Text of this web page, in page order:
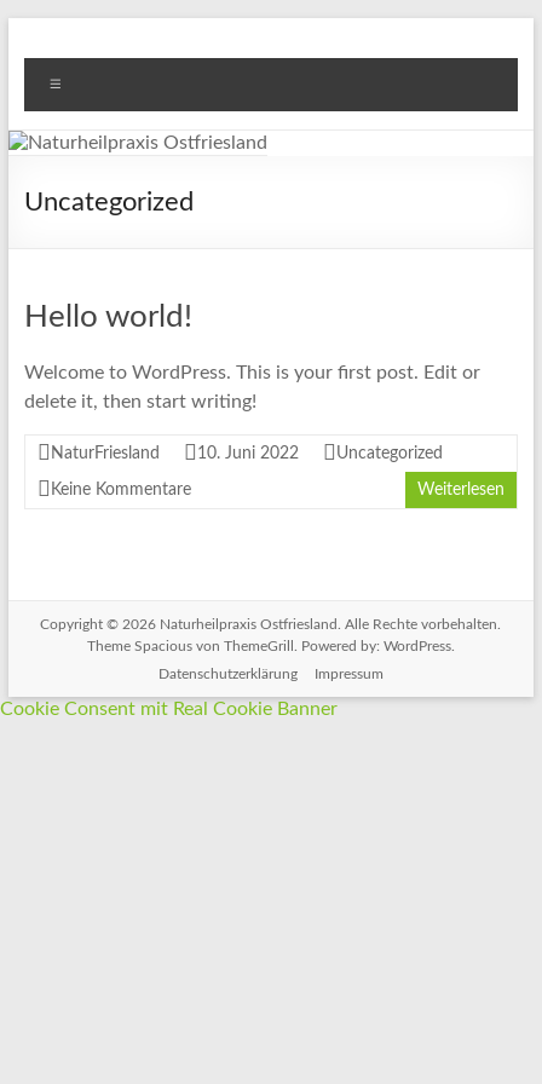
springen
Naturheilpraxis
Ostfriesland
Bodo Görten Schneider
Uncategorized
Hello world!
Welcome to WordPress. This is your first post. Edit or
delete it, then start writing!
NaturFriesland 10. Juni 2022 Uncategorized
Keine Kommentare Weiterlesen
Copyright © 2026 Naturheilpraxis Ostfriesland
. Alle Rechte vorbehalten.
Theme Spaciousvon ThemeGrill. Powered by: WordPress.
Datenschutzerklärung
Impressum
Cookie Consent mit Real Cookie Banner